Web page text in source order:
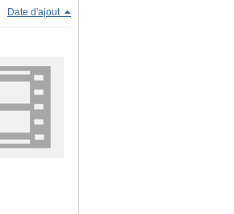
Date d'ajout